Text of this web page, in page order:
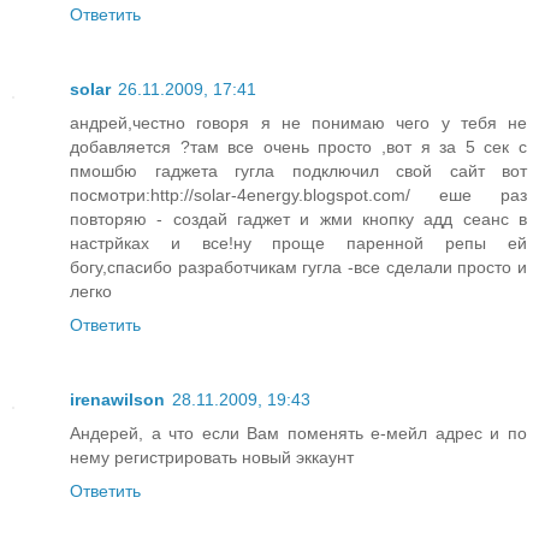
Ответить
solar 26.11.2009, 17:41
андрей,честно говоря я не понимаю чего у тебя не
добавляется ?там все очень просто ,вот я за 5 сек с
пмошбю гаджета гугла подключил свой сайт вот
посмотри:http://solar-4energy.blogspot.com/ еше раз
повторяю - создай гаджет и жми кнопку адд сеанс в
настрйках и все!ну проще паренной репы ей
богу,спасибо разработчикам гугла -все сделали просто и
легко
Ответить
irenawilson 28.11.2009, 19:43
Андерей, а что если Вам поменять е-мейл адрес и по
нему регистрировать новый эккаунт
Ответить